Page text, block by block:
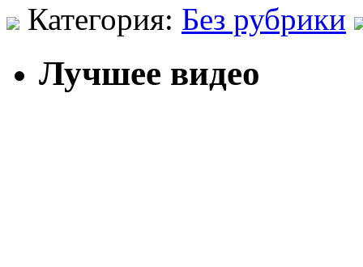
Категория: Без рубрики
Лучшее видео